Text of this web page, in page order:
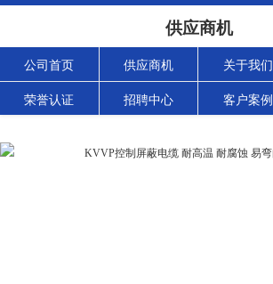
供应商机
公司首页 供应商机 关于我们
荣誉认证 招聘中心 客户案例